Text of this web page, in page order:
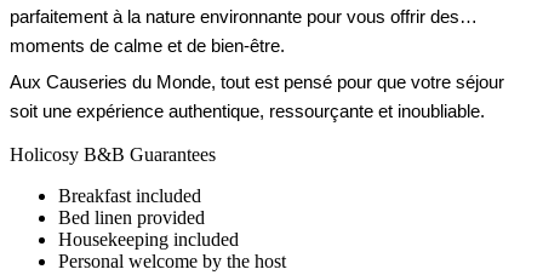
parfaitement à la nature environnante pour vous offrir des
moments de calme et de bien-être.
Aux Causeries du Monde, tout est pensé pour que votre séjour
soit une expérience authentique, ressourçante et inoubliable.
Holicosy B&B Guarantees
Breakfast included
Bed linen provided
Housekeeping included
Personal welcome by the host